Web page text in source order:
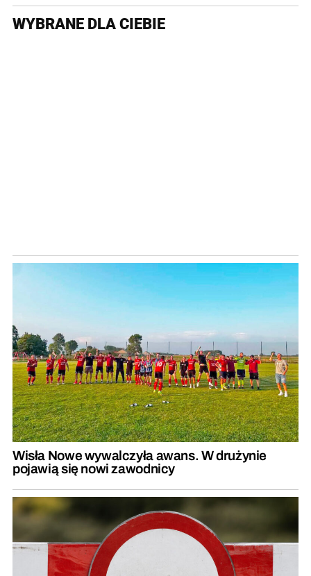
WYBRANE DLA CIEBIE
Wisła Nowe wywalczyła awans. W drużynie
pojawią się nowi zawodnicy